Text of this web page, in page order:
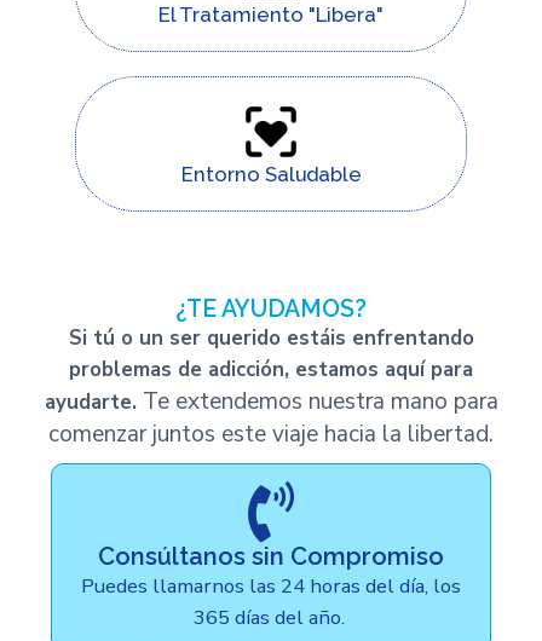
El Tratamiento "Libera"
Entorno Saludable
¿TE AYUDAMOS?
Si tú o un ser querido estáis enfrentando
problemas de adicción, estamos aquí para
ayudarte. Te extendemos nuestra mano para
comenzar juntos este viaje hacia la libertad.
Consúltanos sin Compromiso
Puedes llamarnos las 24 horas del día, los
365 días del año.